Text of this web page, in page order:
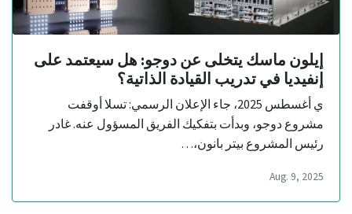
إيلون ماسك يتخلى عن دوجو: هل سيعتمد على
إنفيديا في تدريب القيادة الذاتية؟
ي أغسطس 2025، جاء الإعلان الرسمي: تسلا أوقفت
مشروع دوجو، وبدأت بتفكيك الفريق المسؤول عنه. غادر
رئيس المشروع بيتر بانون،…
Aug. 9, 2025